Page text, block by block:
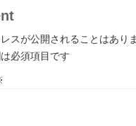
スが公開されることはあり
必須項目です